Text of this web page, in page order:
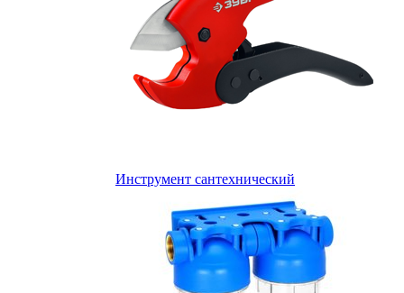
Инструмент сантехнический